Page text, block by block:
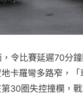
令比賽延遲70分
卡羅彎多路窄，
30圈失控撞欄，